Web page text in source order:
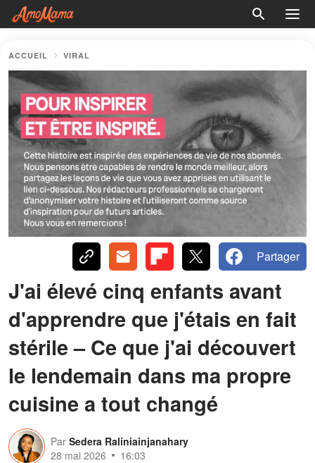
ACCUEIL VIRAL
Partager
J'ai élevé cinq enfants avant
d'apprendre que j'étais en fait
stérile – Ce que j'ai découvert
le lendemain dans ma propre
cuisine a tout changé
Par Sedera Raliniainjanahary
28 mai 2026
16:03